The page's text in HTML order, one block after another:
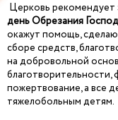
Церковь рекомендует
день Обрезания
окажут помощь,
сборе средств,
на добровольной
пожертвование, а все
тяжелобольным детям.